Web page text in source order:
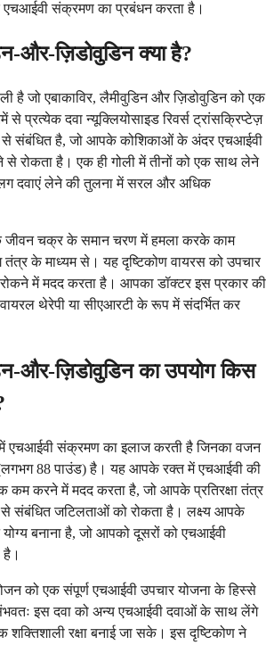
संक्रमण का प्रबंधन करता है।
और-ज़िडोवुडिन क्या है?
है जो एबाकाविर, लैमीवुडिन और ज़िडोवुडिन को एक
प्रत्येक दवा न्यूक्लियोसाइड रिवर्स ट्रांसक्रिप्टेज़
से संबंधित है, जो आपके कोशिकाओं के अंदर एचआईवी
से रोकता है। एक ही गोली में तीनों को एक साथ लेने
दवाएं लेने की तुलना में सरल और अधिक
चक्र के समान चरण में हमला करके काम
के माध्यम से। यह दृष्टिकोण वायरस को उपचार
रोकने में मदद करता है। आपका डॉक्टर इस प्रकार की
थेरेपी या सीएआरटी के रूप में संदर्भित कर
और-ज़िडोवुडिन का उपयोग किस
एचआईवी संक्रमण का इलाज करती है जिनका वजन
88 पाउंड) है। यह आपके रक्त में एचआईवी की
कम करने में मदद करता है, जो आपके प्रतिरक्षा तंत्र
से संबंधित जटिलताओं को रोकता है। लक्ष्य आपके
बनाना है, जो आपको दूसरों को एचआईवी
है।
को एक संपूर्ण एचआईवी उपचार योजना के हिस्से
इस दवा को अन्य एचआईवी दवाओं के साथ लेंगे
रक्षा बनाई जा सके। इस दृष्टिकोण ने